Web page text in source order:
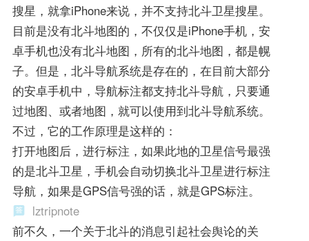
搜星，就拿iPhone来说，并不支持北斗卫星搜星。
目前是没有北斗地图的，不仅仅是iPhone手机，安
卓手机也没有北斗地图，所有的北斗地图，都是幌
子。但是，北斗导航系统是存在的，在目前大部分
的安卓手机中，导航标注都支持北斗导航，只要通
过地图、或者地图，就可以使用到北斗导航系统。
不过，它的工作原理是这样的：
打开地图后，进行标注，如果此地的卫星信号最强
的是北斗卫星，手机会自动切换北斗卫星进行标注
导航，如果是GPS信号强的话，就是GPS标注。
lztripnote
前不久，一个关于北斗的消息引起社会舆论的关